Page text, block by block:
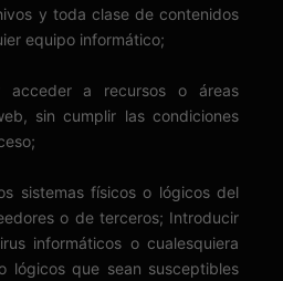
y toda clase de contenidos
equipo informático;
a recursos o áreas
sin cumplir las condiciones
sistemas físicos o lógicos del
o de terceros; Introducir
informáticos o cualesquiera
lógicos que sean susceptibles